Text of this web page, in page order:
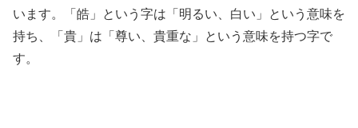
います。「皓」という字は「明るい、白い」という意味を
持ち、「貴」は「尊い、貴重な」という意味を持つ字で
す。